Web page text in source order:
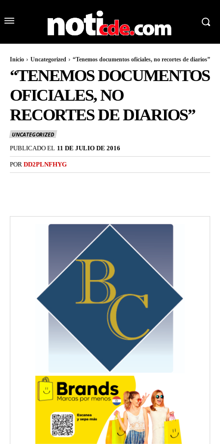
Inicio Uncategorized “Tenemos documentos oficiales, no recortes de diarios”
“TENEMOS DOCUMENTOS
OFICIALES, NO
RECORTES DE DIARIOS”
UNCATEGORIZED
PUBLICADO EL 11 DE JULIO DE 2016
POR DD2PLNFHYG